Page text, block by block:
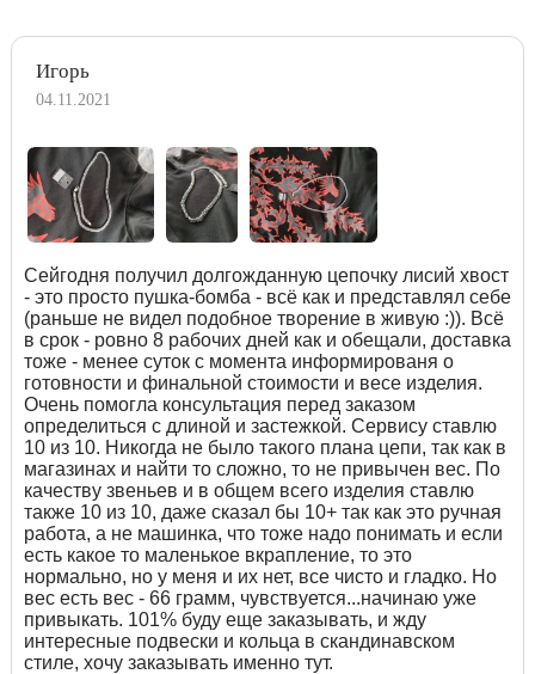
Игорь
04.11.2021
Сейгодня получил долгожданную цепочку лисий хвост
- это просто пушка-бомба - всё как и представлял себе
(раньше не видел подобное творение в живую :)). Всё
в срок - ровно 8 рабочих дней как и обещали, доставка
тоже - менее суток с момента информированя о
готовности и финальной стоимости и весе изделия.
Очень помогла консультация перед заказом
определиться с длиной и застежкой. Сервису ставлю
10 из 10. Никогда не было такого плана цепи, так как в
магазинах и найти то сложно, то не привычен вес. По
качеству звеньев и в общем всего изделия ставлю
также 10 из 10, даже сказал бы 10+ так как это ручная
работа, а не машинка, что тоже надо понимать и если
есть какое то маленькое вкрапление, то это
нормально, но у меня и их нет, все чисто и гладко. Но
вес есть вес - 66 грамм, чувствуется...начинаю уже
привыкать. 101% буду еще заказывать, и жду
интересные подвески и кольца в скандинавском
стиле, хочу заказывать именно тут.